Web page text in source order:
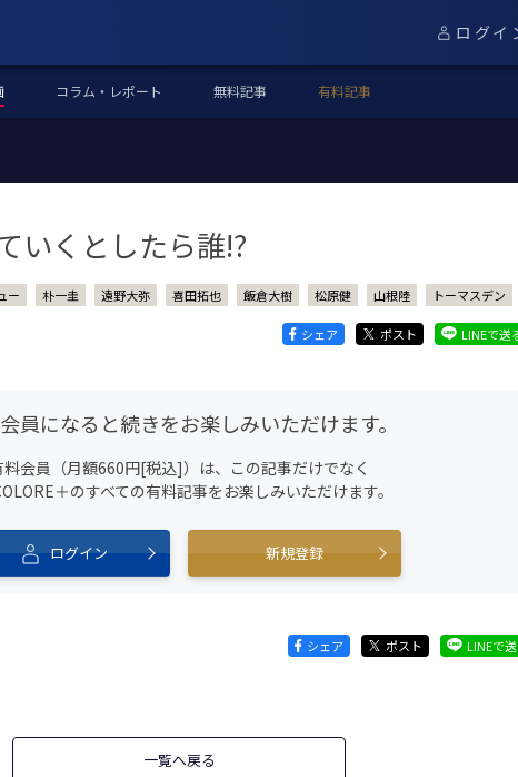
ログイ
コラム・レポート 無料記事 有料記事
いくとしたら誰!?
ー 朴一圭 遠野大弥 喜田拓也 飯倉大樹 松原健 山根陸 トーマスデン
シェア ポスト LINEで送
員になると続きをお楽しみいただけます。
料会員（月額660円[税込]）は、この記事だけでなく
＋のすべての有料記事をお楽しみいただけます。
ログイン 新規登録
シェア ポスト LINEで
一覧へ戻る